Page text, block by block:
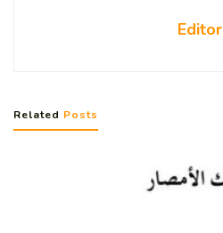
Editor
Related Posts